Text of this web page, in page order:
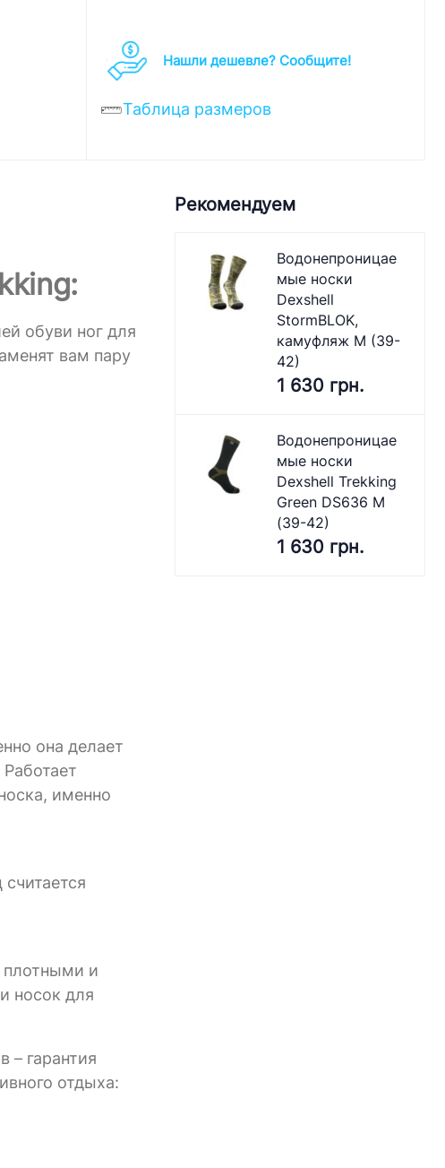
Нашли дешевле? Cообщите!
Таблица размеров
обуви ног для
вам пару
она делает
именно
плотными и
носок для
– гарантия
отдыха:
Рекомендуем
Водонепроницае
мые носки
Dexshell
StormBLOK,
камуфляж M (39-
42)
1 630 грн.
Водонепроницае
мые носки
Dexshell Trekking
Green DS636 M
(39-42)
1 630 грн.